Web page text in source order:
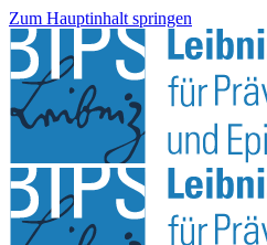
Zum Hauptinhalt springen